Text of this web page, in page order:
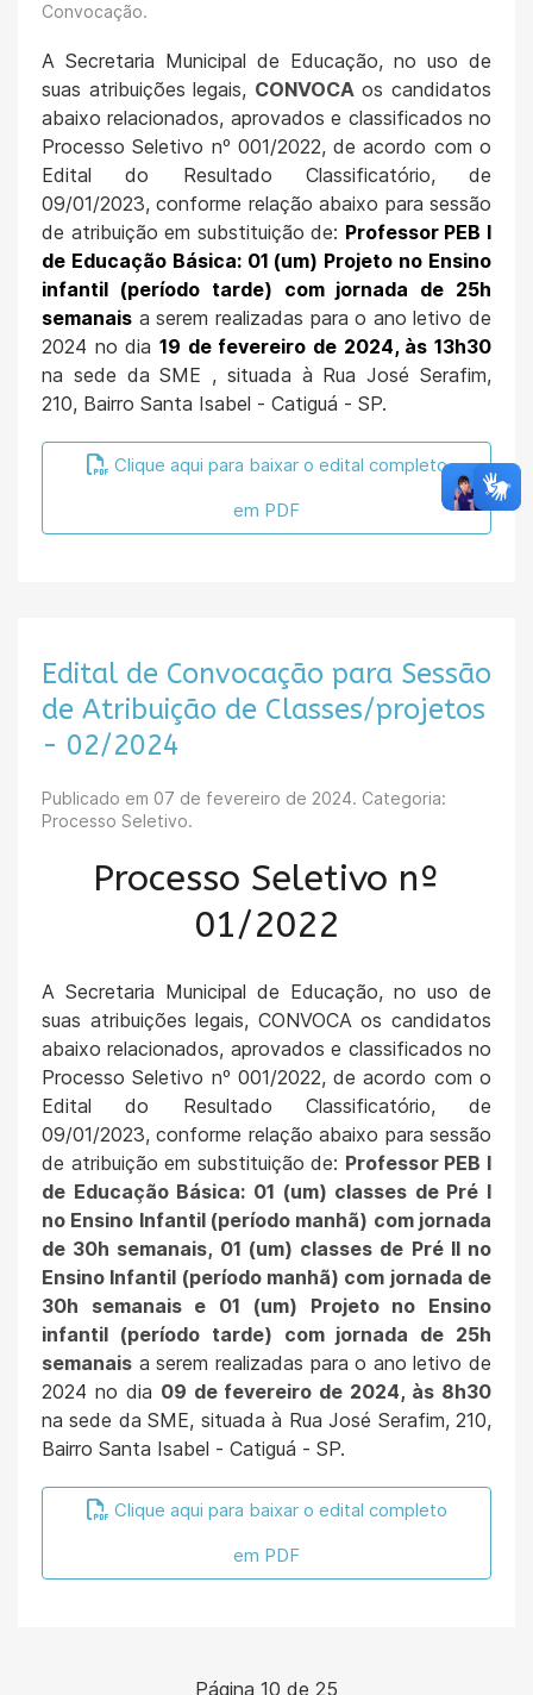
Convocação.
A Secretaria Municipal de Educação, no uso de
suas atribuições legais, CONVOCAos candidatos
abaixo relacionados, aprovados e classificados no
Processo Seletivo nº 001/2022, de acordo com o
Edital do Resultado Classificatório, de
09/01/2023, conforme relação abaixo para sessão
de atribuição em substituição de: Professor PEB I
de Educação Básica: 01 (um) Projeto no Ensino
infantil (período tarde) com jornada de 25h
semanais a serem realizadas para o ano letivo de
2024 no dia 19 de fevereiro de 2024, às 13h30
na sede da SME , situada à Rua José Serafim,
210, Bairro Santa Isabel - Catiguá - SP.
Clique aqui para baixar o edital completo
em PDF
Edital de Convocação para Sessão
de Atribuição de Classes/projetos
- 02/2024
Publicado em 07 de fevereiro de 2024. Categoria:
Processo Seletivo.
Processo Seletivo nº
01/2022
A Secretaria Municipal de Educação, no uso de
suas atribuições legais, CONVOCA os candidatos
abaixo relacionados, aprovados e classificados no
Processo Seletivo nº 001/2022, de acordo com o
Edital do Resultado Classificatório, de
09/01/2023, conforme relação abaixo para sessão
de atribuição em substituição de: Professor PEB I
de Educação Básica: 01 (um) classes de Pré I
no Ensino Infantil (período manhã) com jornada
de 30h semanais, 01 (um) classes de Pré II no
Ensino Infantil (período manhã) com jornada de
30h semanais e 01 (um) Projeto no Ensino
infantil (período tarde) com jornada de 25h
semanais a serem realizadas para o ano letivo de
2024 no dia 09 de fevereiro de 2024, às 8h30
na sede da SME, situada à Rua José Serafim, 210,
Bairro Santa Isabel - Catiguá - SP.
Clique aqui para baixar o edital completo
em PDF
Página 10 de 25